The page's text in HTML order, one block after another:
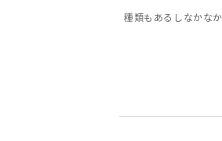
種類もあるしなかな